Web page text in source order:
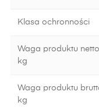
Klasa ochronności
Waga produktu
kg
Waga produktu
kg